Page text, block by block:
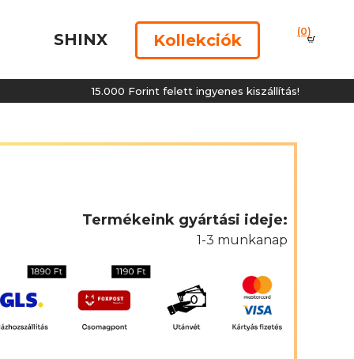
SHINX Kollekciók (0)
15.000 Forint felett ingyenes kiszállítás!
Termékeink gyártási ideje:
1-3 munkanap